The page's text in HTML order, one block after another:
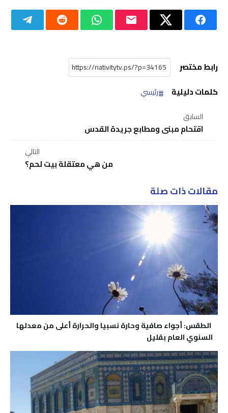
رابط مختصر
كلمات دليلية
رئيسي
السابق
اقتحام مبنى ومطابع جريدة القدس
التالي
من هي معتقلة بيت لحم؟
مقالات ذات صلة
الطقس: أجواء صافية وحارة نسبيا والحرارة أعلى من معدلها
السنوي العام بقليل